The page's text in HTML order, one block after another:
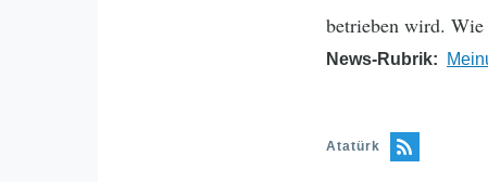
betrieben wird.
News-Rubrik
Atatürk